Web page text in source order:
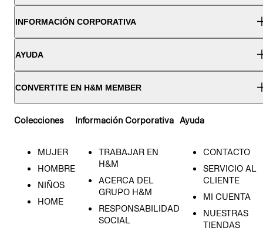
INFORMACIÓN CORPORATIVA
AYUDA
CONVERTITE EN H&M MEMBER
Colecciones
MUJER
HOMBRE
NIÑOS
HOME
Información Corporativa
TRABAJAR EN
H&M
ACERCA DEL
GRUPO H&M
RESPONSABILIDAD
SOCIAL
Ayuda
CONTACTO
SERVICIO AL
CLIENTE
MI CUENTA
NUESTRAS
TIENDAS